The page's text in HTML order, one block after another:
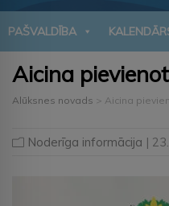
PAŠVALDĪBA
Aicina
Alūksnes novads > Aicina
Noderīga informācija |